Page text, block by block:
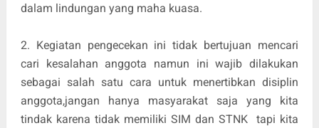
dalam lindungan yang maha kuasa.
2. Kegiatan pengecekan ini tidak bertujuan mencari
cari kesalahan anggota namun ini wajib dilakukan
sebagai salah satu cara untuk menertibkan disiplin
anggota,jangan hanya masyarakat saja yang kita
tindak karena tidak memiliki SIM dan STNK tapi kita